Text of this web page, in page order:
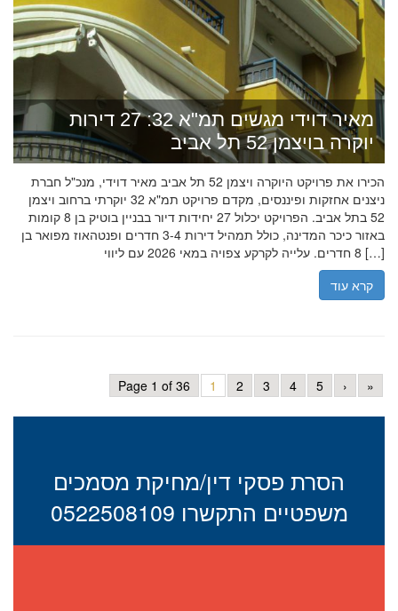
מאיר דוידי מגשים תמ"א 32: 27 דירות
יוקרה בויצמן 52 תל אביב
הכירו את פרויקט היוקרה ויצמן 52 תל אביב מאיר דוידי, מנכ"ל חברת
ניצנים אחזקות ופיננסים, מקדם פרויקט תמ"א 32 יוקרתי ברחוב ויצמן
52 בתל אביב. הפרויקט יכלול 27 יחידות דיור בבניין בוטיק בן 8 קומות
באזור כיכר המדינה, כולל תמהיל דירות 3-4 חדרים ופנטהאוז מפואר בן
8 חדרים. עלייה לקרקע צפויה במאי 2026 עם ליווי […]
קרא עוד
Page 1 of 36 1 2 3 4 5 › »
הסרת פסקי דין/מחיקת מסמכים
משפטיים התקשרו 0522508109